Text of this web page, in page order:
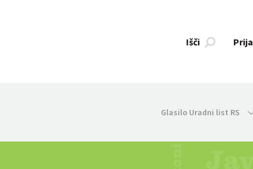
Išči
Glasilo Uradni list RS